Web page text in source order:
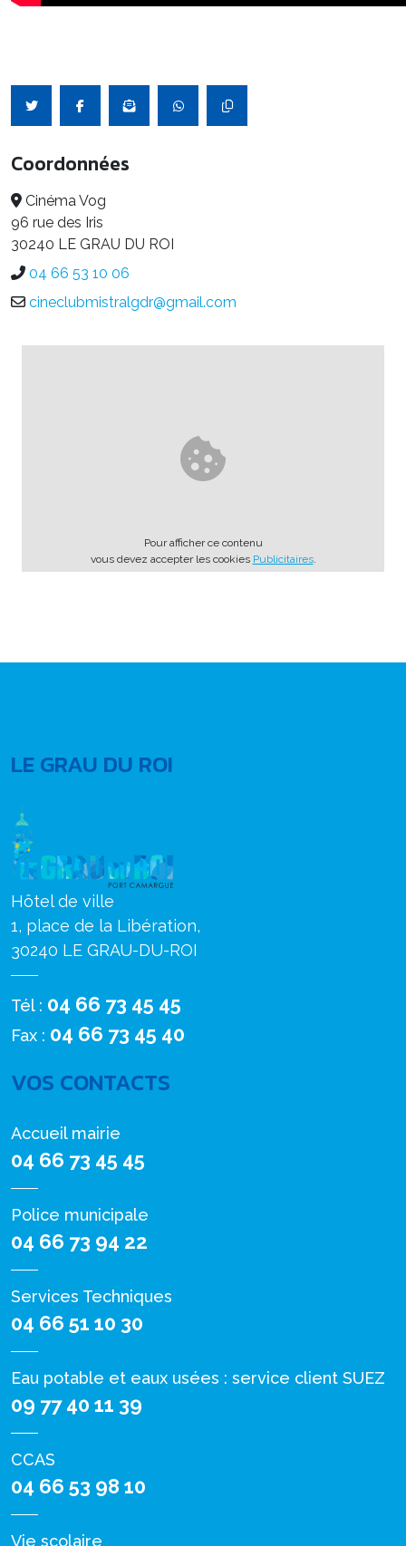
Coordonnées
Cinéma Vog
96 rue des Iris
30240 LE GRAU DU ROI
04 66 53 10 06
cineclubmistralgdr@gmail.com
Pour afficher ce contenu
vous devez accepter les cookies Publicitaires.
LE GRAU DU ROI
Hôtel de ville
1, place de la Libération,
30240 LE GRAU-DU-ROI
Tél : 04 66 73 45 45
Fax : 04 66 73 45 40
VOS CONTACTS
Accueil mairie
04 66 73 45 45
Police municipale
04 66 73 94 22
Services Techniques
04 66 51 10 30
Eau potable et eaux usées : service client SUEZ
09 77 40 11 39
CCAS
04 66 53 98 10
Vie scolaire